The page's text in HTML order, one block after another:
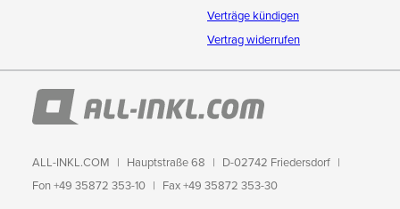
Verträge kündigen
Vertrag widerrufen
ALL-INKL.COM Hauptstraße 68
D-02742 Friedersdorf
Fon +49 35872 353-10
Fax +49 35872 353-30